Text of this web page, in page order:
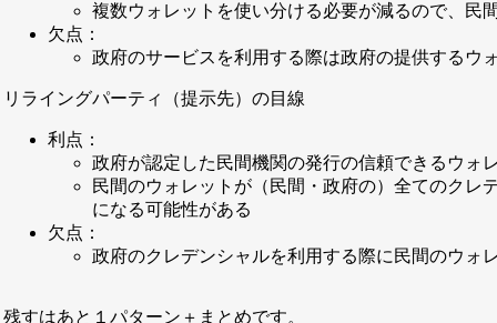
複数ウォレットを使い分ける必要が減るので、民
欠点：
政府のサービスを利用する際は政府の提供するウ
リライングパーティ（提示先）の目線
利点：
政府が認定した民間機関の発行の信頼できるウォ
民間のウォレットが（民間・政府の）全てのクレ
になる可能性がある
欠点：
政府のクレデンシャルを利用する際に民間のウォ
残すはあと１パターン＋まとめです。